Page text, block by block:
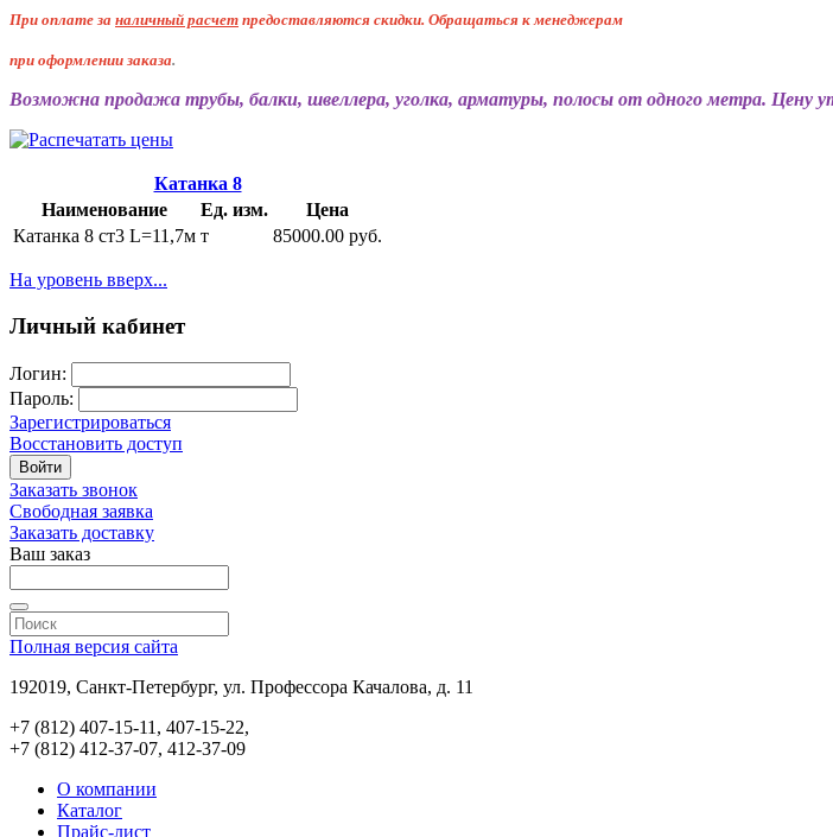
При оплате за наличный расчет предоставляются скидки. Обращаться к менеджерам
при оформлении заказа.
Возможна продажа трубы, балки, швеллера, уголка, арматуры, полосы от одного метра. Цену
Наименование Ед. изм. Цена
Катанка 8
Катанка 8 ст3 L=11,7м т 85000.00 руб.
На уровень вверх...
Личный кабинет
Логин:
Пароль:
Зарегистрироваться
Восстановить доступ
Войти
Заказать звонок
Свободная заявка
Заказать доставку
Ваш заказ
Полная версия сайта
192019, Санкт-Петербург, ул. Профессора Качалова, д. 11
+7 (812) 407-15-11, 407-15-22,
+7 (812) 412-37-07, 412-37-09
О компании
Каталог
Прайс-лист